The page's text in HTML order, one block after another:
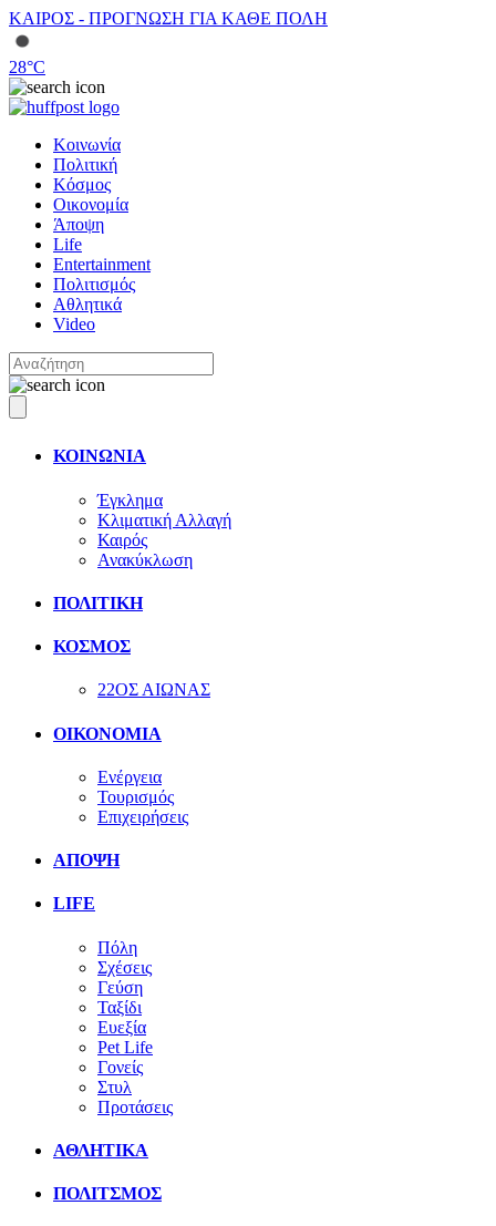
ΚΑΙΡΟΣ - ΠΡΟΓΝΩΣΗ ΓΙΑ ΚΑΘΕ ΠΟΛΗ
28°C
Κοινωνία
Πολιτική
Κόσμος
Οικονομία
Άποψη
Life
Entertainment
Πολιτισμός
Αθλητικά
Video
ΚΟΙΝΩΝΙΑ
Έγκλημα
Κλιματική Αλλαγή
Καιρός
Ανακύκλωση
ΠΟΛΙΤΙΚΗ
ΚΟΣΜΟΣ
22ΟΣ ΑΙΩΝΑΣ
ΟΙΚΟΝΟΜΙΑ
Ενέργεια
Τουρισμός
Επιχειρήσεις
ΑΠΟΨΗ
LIFE
Πόλη
Σχέσεις
Γεύση
Ταξίδι
Ευεξία
Pet Life
Γονείς
Στυλ
Προτάσεις
ΑΘΛΗΤΙΚΑ
ΠΟΛΙΤΣΜΟΣ